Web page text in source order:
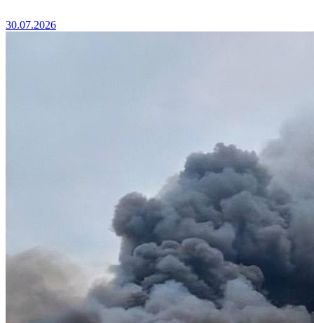
30.07.2026